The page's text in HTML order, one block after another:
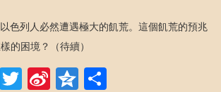
色列人必然遭遇極大的飢荒。這個飢荒的預兆
的困境？（待續）
LineTwitter
SinaQzone